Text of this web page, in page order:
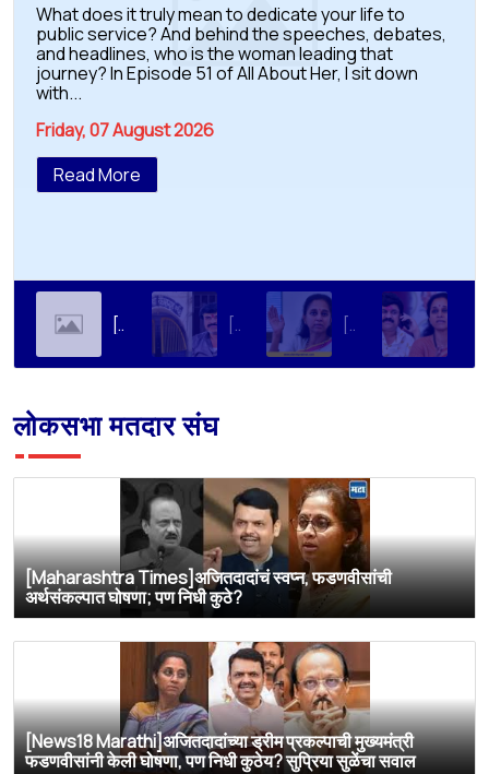
What does it truly mean to dedicate your life to
public service? And behind the speeches, debates,
and headlines, who is the woman leading that
journey? In Episode 51 of All About Her, I sit down
with...
Friday, 07 August 2026
Read More
[Soha Ali Khan]Supriya Sule on Family, Power & Politics | Soha Ali Khan | Supriya Sule | All About Her [Loksatta]संतोष देशमुख हत्या प्रकरण : वाल्मिक कराडची रवानगी नागपूर कारागृहात करण्याची सुप्रिया सुळेंची मागणी [Dainik Prabhat]‘वाल्मिक कराडला बीड कारागृहातून नागपूरला हलवा’; सुप्रिया सुळेंची मुख्यमंत्र्यांकडे मोठी मागणी
लोकसभा मतदार संघ
[Maharashtra Times]अजितदादांचं स्वप्न, फडणवीसांची
अर्थसंकल्पात घोषणा; पण निधी कुठे?
[News18 Marathi]अजितदादांच्या ड्रीम प्रकल्पाची मुख्यमंत्री
फडणवीसांनी केली घोषणा, पण निधी कुठेय? सुप्रिया सुळेंचा सवाल